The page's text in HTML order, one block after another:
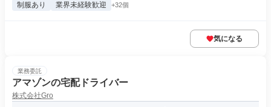
制服あり 業界未経験歓迎 +32個
気になる
業務委託
アマゾンの宅配ドライバー
株式会社Gro